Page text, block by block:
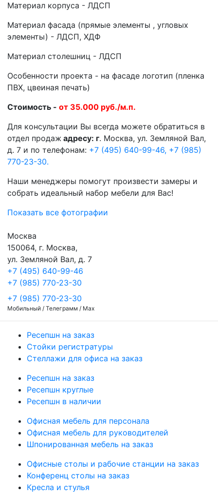
Материал корпуса - ЛДСП
Материал фасада (прямые элементы , угловых
элементы) - ЛДСП, ХДФ
Материал столешниц - ЛДСП
Особенности проекта - на фасаде логотип (пленка
ПВХ, цвеиная печать)
Стоимость - от 35.000 руб./м.п.
Для консультации Вы всегда можете обратиться в
отдел продаж адресу: г. Москва, ул. Земляной Вал,
д. 7 и по телефонам: +7 (495) 640-99-46, +7 (985)
770-23-30.
Наши менеджеры помогут произвести замеры и
собрать идеальный набор мебели для Вас!
Показать все фотографии
Москва
150064, г. Москва,
ул. Земляной Вал, д. 7
+7 (495) 640-99-46
+7 (985) 770-23-30
+7 (985) 770-23-30
Мобильный / Телеграмм / Max
Ресепшн на заказ
Стойки регистратуры
Стеллажи для офиса на заказ
Ресепшн на заказ
Ресепшн круглые
Ресепшн в наличии
Офисная мебель для персонала
Офисная мебель для руководителей
Шпонированная мебель на заказ
Офисные столы и рабочие станции на заказ
Конференц столы на заказ
Кресла и стулья